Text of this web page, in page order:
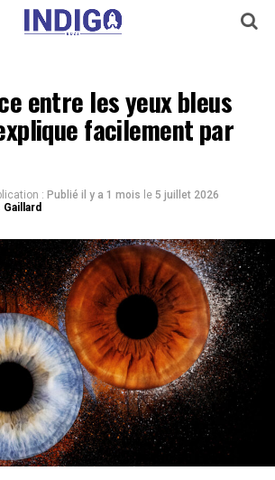
entre les yeux bleus
facilement par
: Publié il y a 1 mois le 5 juillet 2026
Gaillard